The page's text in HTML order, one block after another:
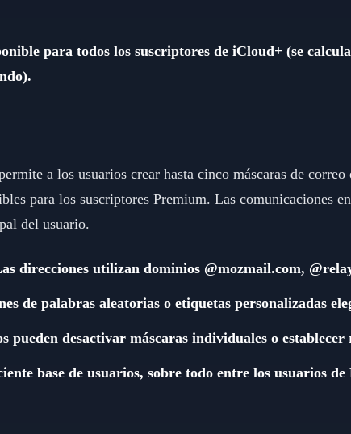
para todos los suscriptores de iCloud+ (se
a los usuarios crear hasta cinco máscaras de
para los suscriptores Premium. Las comunicaciones
del usuario.
direcciones utilizan dominios @mozmail.com,
de palabras aleatorias o etiquetas personalizadas
desactivar máscaras individuales o establecer
base de usuarios, sobre todo entre los usuarios